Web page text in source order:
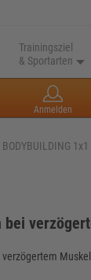
Trainingsziel
& Sportarten
Anmelden
1x1
bei